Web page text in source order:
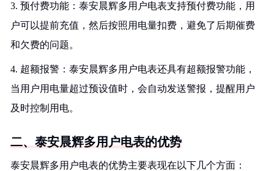
3. 预付费功能：泰安晨辉多用户电表支持预付费功能，用
户可以提前充值，然后按照用电量扣费，避免了后期催费
和欠费的问题。
4. 超额报警：泰安晨辉多用户电表还具有超额报警功能，
当用户用电量超过预设值时，会自动发送警报，提醒用户
及时控制用电。
二、泰安晨辉多用户电表的优势
泰安晨辉多用户电表的优势主要表现在以下几个方面：